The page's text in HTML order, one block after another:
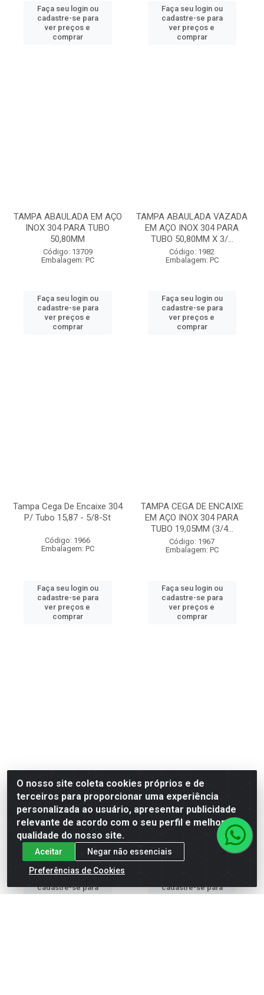
Faça seu login ou
cadastre-se para
ver preços e
comprar
Faça seu login ou
cadastre-se para
ver preços e
comprar
TAMPA ABAULADA EM AÇO
INOX 304 PARA TUBO
50,80MM
Código: 13709
Embalagem: PC
Faça seu login ou
cadastre-se para
ver preços e
comprar
TAMPA ABAULADA VAZADA
EM AÇO INOX 304 PARA
TUBO 50,80MM X 3/...
Código: 1982
Embalagem: PC
Faça seu login ou
cadastre-se para
ver preços e
comprar
Tampa Cega De Encaixe 304
P/ Tubo 15,87 - 5/8-St
Código: 1966
Embalagem: PC
Faça seu login ou
cadastre-se para
ver preços e
comprar
TAMPA CEGA DE ENCAIXE
EM AÇO INOX 304 PARA
TUBO 19,05MM (3/4...
Código: 1967
Embalagem: PC
Faça seu login ou
cadastre-se para
ver preços e
comprar
TAMPA CEGA DE ENCAIXE
EM AÇO INOX 304 PARA
TUBO 38,10MM (1 1...
Código: 1970
Embalagem: PC
cadastre-se para
ver preços e
Tampa Cega De Encaixe 304
P/ Tubo 50,80 - 2-St
Embalagem: PC
cadastre-se para
ver preços e
O nosso site coleta cookies próprios e de
terceiros para proporcionar uma experiência
personalizada ao usuário, apresentar publicidade
relevante de acordo com o seu perfil e melhorar a
qualidade do nosso site.
Aceitar
Negar não essenciais
Preferências de Cookies